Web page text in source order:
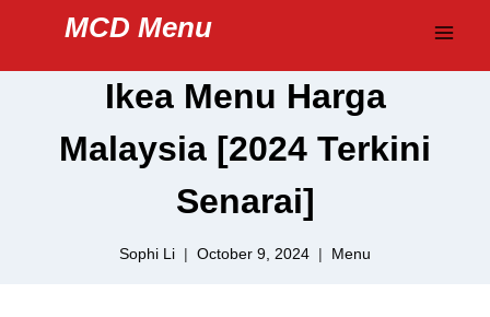
content
MCD Menu
Ikea Menu Harga
Malaysia [2024 Terkini
Senarai]
Sophi Li October 9, 2024 Menu